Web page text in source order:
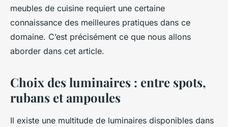
meubles de cuisine requiert une certaine
connaissance des meilleures pratiques dans ce
domaine. C’est précisément ce que nous allons
aborder dans cet article.
Choix des luminaires : entre spots,
rubans et ampoules
Il existe une multitude de luminaires disponibles dans